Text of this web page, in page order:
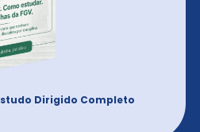
Dirigido Completo